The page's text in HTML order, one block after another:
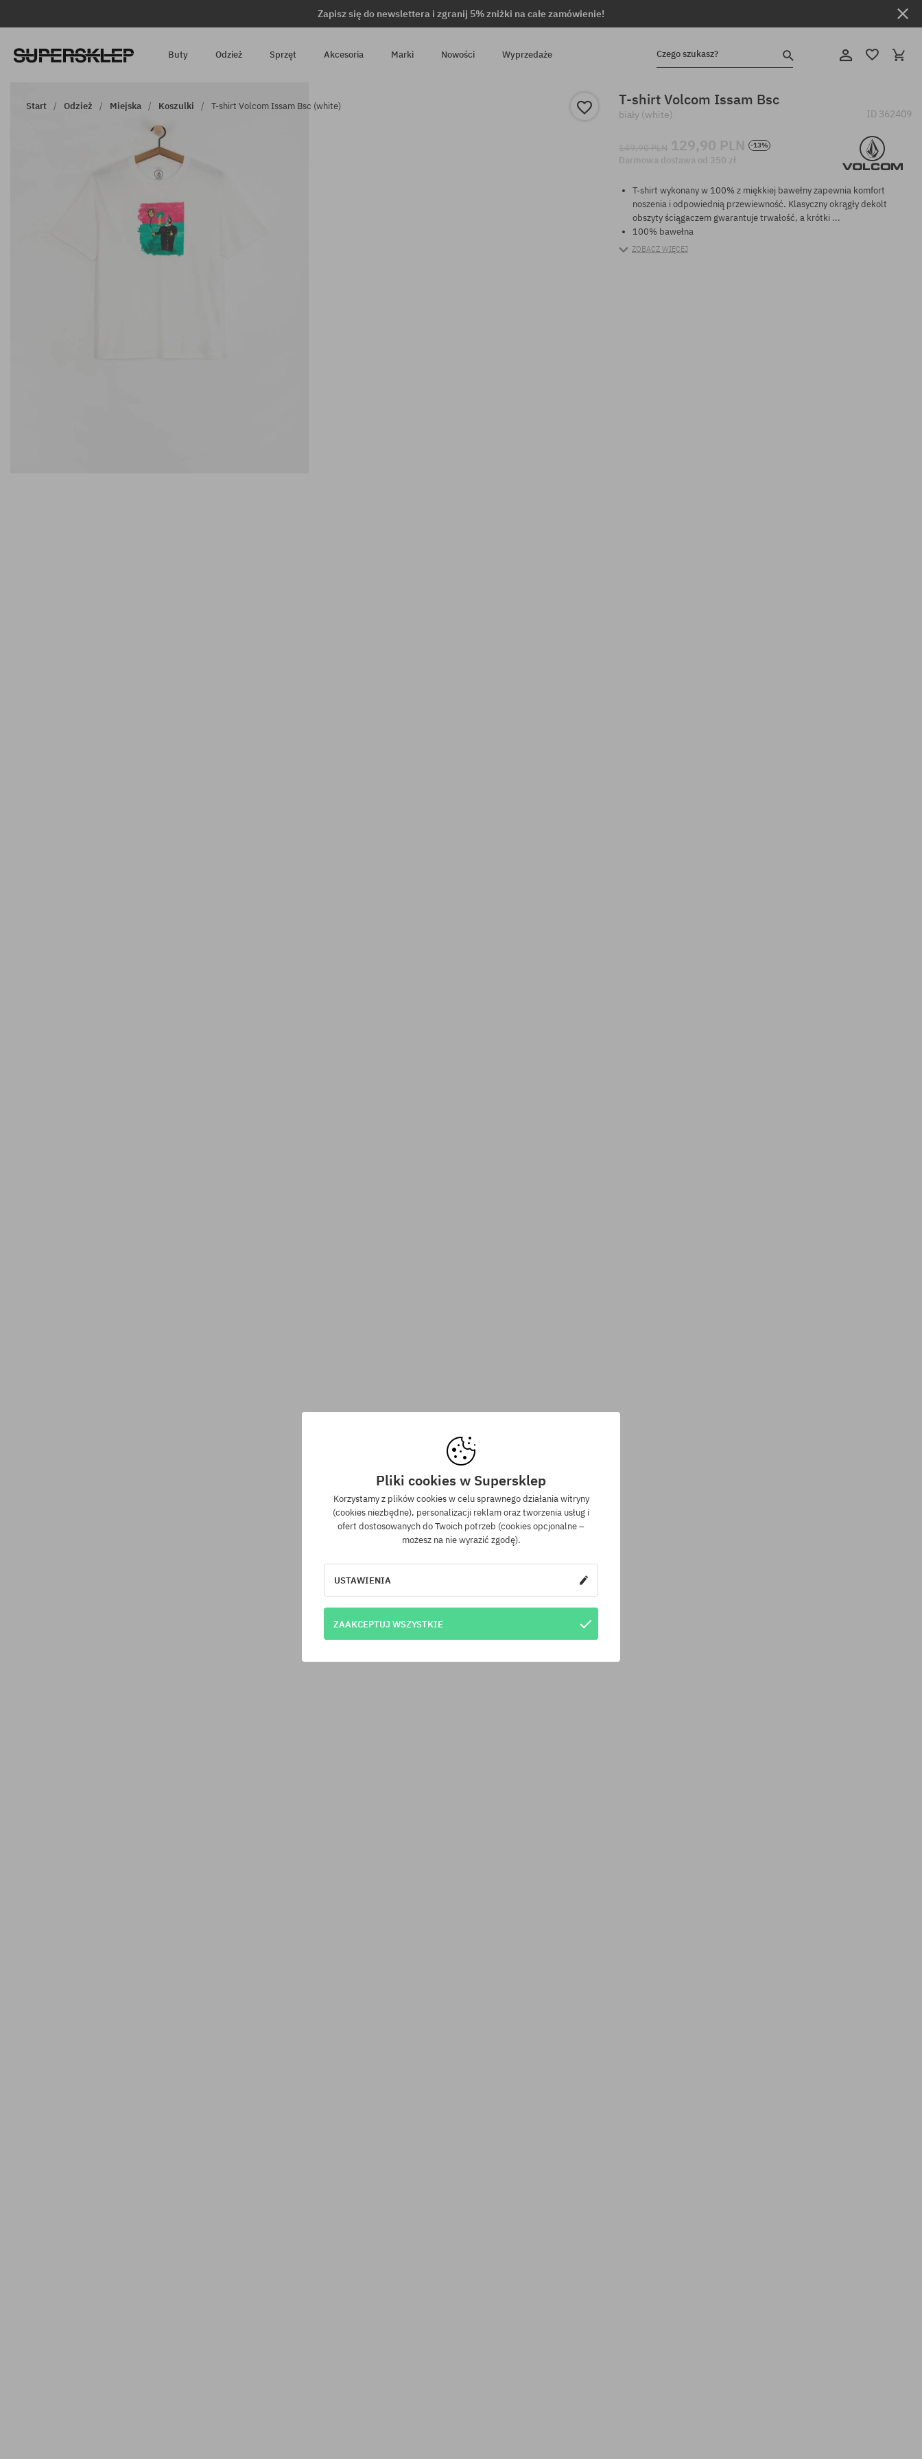
Zapisz się do newslettera i zgranij 5% zniżki na całe zamówienie!
Buty Odzież Sprzęt Akcesoria Marki Nowości Wyprzedaże Czego szukasz?
Start Odzież Miejska Koszulki T-shirt Volcom Issam Bsc (white) T-shirt Volcom Issam Bsc
biały (white) ID 362409
149,90 PLN 129,90 PLN -13%
Darmowa dostawa od 350 zł
T-shirt wykonany w 100% z miękkiej bawełny zapewnia komfort
noszenia i odpowiednią przewiewność. Klasyczny okrągły dekolt
obszyty ściągaczem gwarantuje trwałość, a krótki ...
100% bawełna
ZOBACZ WIĘCEJ
Pliki cookies w Supersklep
Korzystamy z plików cookies w celu sprawnego działania witryny
(cookies niezbędne), personalizacji reklam oraz tworzenia usług i
ofert dostosowanych do Twoich potrzeb (cookies opcjonalne –
możesz na nie wyrazić zgodę).
USTAWIENIA
ZAAKCEPTUJ WSZYSTKIE